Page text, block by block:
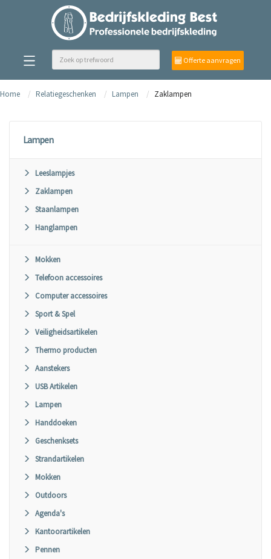
Offerte aanvragen
Home Relatiegeschenken Lampen Zaklampen
Lampen
Leeslampjes
Zaklampen
Staanlampen
Hanglampen
Mokken
Telefoon accessoires
Computer accessoires
Sport & Spel
Veiligheidsartikelen
Thermo producten
Aanstekers
USB Artikelen
Lampen
Handdoeken
Geschenksets
Strandartikelen
Mokken
Outdoors
Agenda's
Kantoorartikelen
Pennen